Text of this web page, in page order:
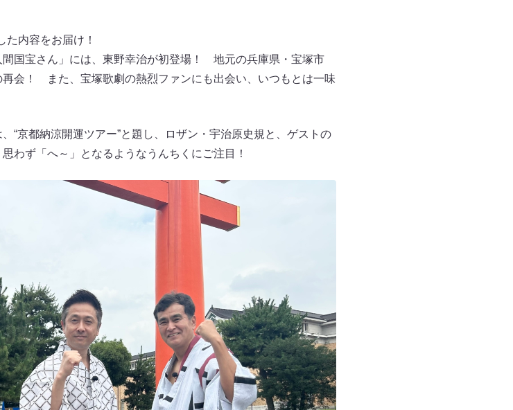
内容をお届け！
国宝さん」には、東野幸治が初登場！ 地元の兵庫県・宝塚市
会！ また、宝塚歌劇の熱烈ファンにも出会い、いつもとは一味
“京都納涼開運ツアー”と題し、ロザン・宇治原史規と、ゲストの
わず「へ～」となるようなうんちくにご注目！